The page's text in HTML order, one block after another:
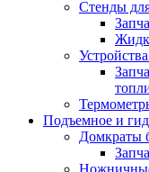
Стенды
Подъемное и
Домкраты